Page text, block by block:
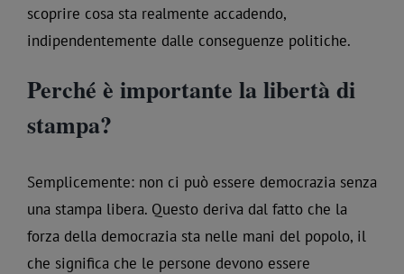
scoprire cosa sta realmente accadendo,
indipendentemente dalle conseguenze politiche.
Perché è importante la libertà di
stampa?
Semplicemente: non ci può essere democrazia senza
una stampa libera. Questo deriva dal fatto che la
forza della democrazia sta nelle mani del popolo, il
che significa che le persone devono essere